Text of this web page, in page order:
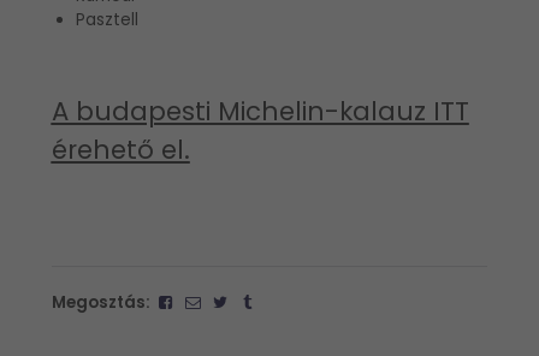
Pasztell
A budapesti Michelin-kalauz ITT
érehető el.
Megosztás: